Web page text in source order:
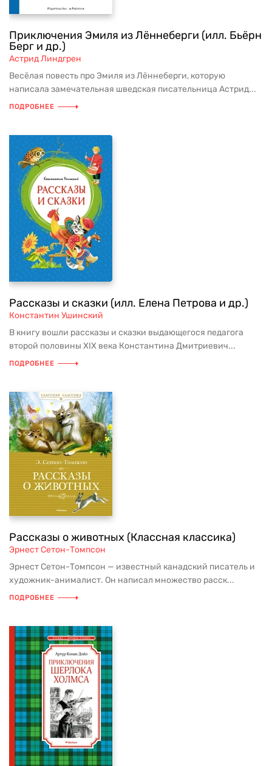
Приключения Эмиля из Лённеберги (илл. Бьёрн
Берг и др.)
Астрид Линдгрен
Весёлая повесть про Эмиля из Лённеберги, которую
написала замечательная шведская писательница Астрид...
ПОДРОБНЕЕ
Рассказы и сказки (илл. Елена Петрова и др.)
Константин Ушинский
В книгу вошли рассказы и сказки выдающегося педагога
второй половины ХIХ века Константина Дмитриевич...
ПОДРОБНЕЕ
Рассказы о животных (Классная классика)
Эрнест Сетон-Томпсон
Эрнест Сетон-Томпсон — известный канадский писатель и
художник-анималист. Он написал множество расск...
ПОДРОБНЕЕ